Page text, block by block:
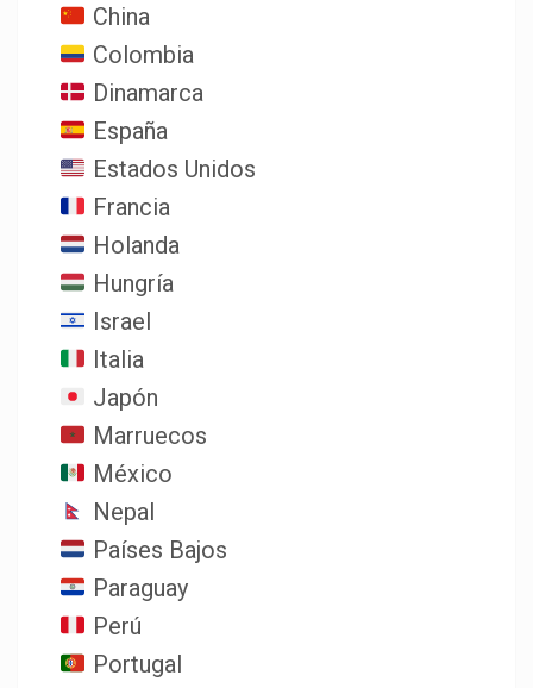
China
Colombia
Dinamarca
España
Estados Unidos
Francia
Holanda
Hungría
Israel
Italia
Japón
Marruecos
México
Nepal
Países Bajos
Paraguay
Perú
Portugal